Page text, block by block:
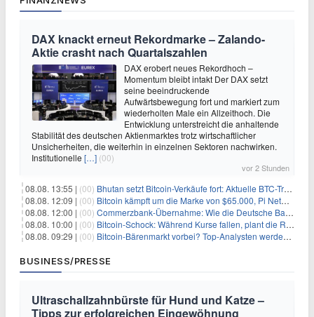
DAX knackt erneut Rekordmarke – Zalando-
Aktie crasht nach Quartalszahlen
DAX erobert neues Rekordhoch –
Momentum bleibt intakt Der DAX setzt
seine beeindruckende
Aufwärtsbewegung fort und markiert zum
wiederholten Male ein Allzeithoch. Die
Entwicklung unterstreicht die anhaltende
Stabilität des deutschen Aktienmarktes trotz wirtschaftlicher
Unsicherheiten, die weiterhin in einzelnen Sektoren nachwirken.
Institutionelle […] (00)
vor 2 Stunden
08.08. 13:55 | (00) Bhutan setzt Bitcoin-Verkäufe fort: Aktuelle BTC-Transaktionen
08.08. 12:09 | (00) Bitcoin kämpft um die Marke von $65.000, Pi Network gewinnt an Unterstützung
08.08. 12:00 | (00) Commerzbank-Übernahme: Wie die Deutsche Bank im Schatten zum großen Gewinner wird
08.08. 10:00 | (00) Bitcoin-Schock: Während Kurse fallen, plant die Regierung die Steuer-Bombe
08.08. 09:29 | (00) Bitcoin-Bärenmarkt vorbei? Top-Analysten werden optimistisch, aber die Geschichte sagt etwas anderes
BUSINESS/PRESSE
Ultraschallzahnbürste für Hund und Katze –
Tipps zur erfolgreichen Eingewöhnung